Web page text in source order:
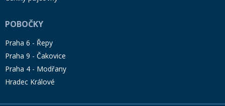
POBOČKY
Praha 6 - Řepy
Praha 9 - Čakovice
Praha 4 - Modřany
Hradec Králové